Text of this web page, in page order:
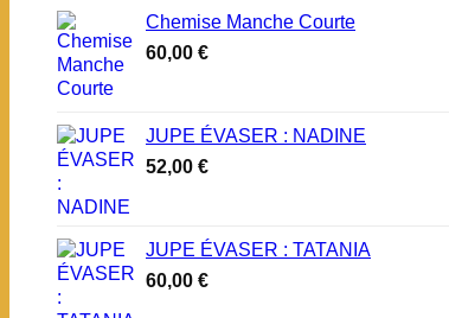
Chemise Manche Courte
60,00 €
JUPE ÉVASER : NADINE
52,00 €
JUPE ÉVASER : TATANIA
60,00 €